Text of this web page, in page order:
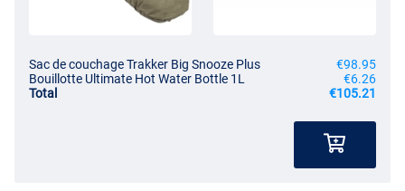
Sac de couchage Trakker Big Snooze Plus
€98.95
Bouillotte Ultimate Hot Water Bottle 1L
€6.26
Total
€105.21